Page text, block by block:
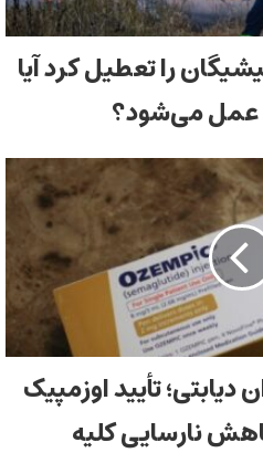
را تعطیل کرد آیا
عمل می‌شود؟
دیابتی؛ تأیید اوزمپیک
نارسایی کلیه